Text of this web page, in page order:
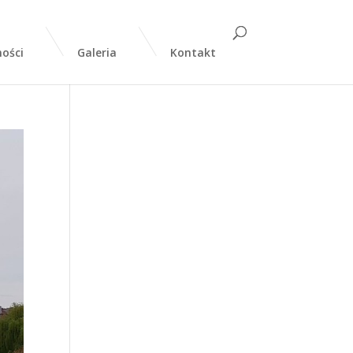
Galeria Kontakt